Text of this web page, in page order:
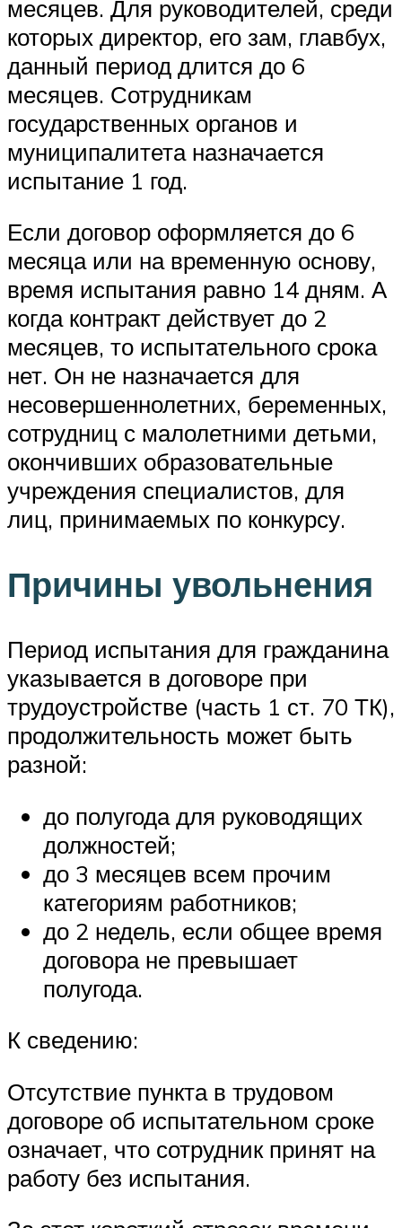
месяцев. Для руководителей, среди
которых директор, его зам, главбух,
данный период длится до 6
месяцев. Сотрудникам
государственных органов и
муниципалитета назначается
испытание 1 год.
Если договор оформляется до 6
месяца или на временную основу,
время испытания равно 14 дням. А
когда контракт действует до 2
месяцев, то испытательного срока
нет. Он не назначается для
несовершеннолетних, беременных,
сотрудниц с малолетними детьми,
окончивших образовательные
учреждения специалистов, для
лиц, принимаемых по конкурсу.
Причины увольнения
Период испытания для гражданина
указывается в договоре при
трудоустройстве (часть 1 ст. 70 ТК),
продолжительность может быть
разной:
до полугода для руководящих
должностей;
до 3 месяцев всем прочим
категориям работников;
до 2 недель, если общее время
договора не превышает
полугода.
К сведению:
Отсутствие пункта в трудовом
договоре об испытательном сроке
означает, что сотрудник принят на
работу без испытания.